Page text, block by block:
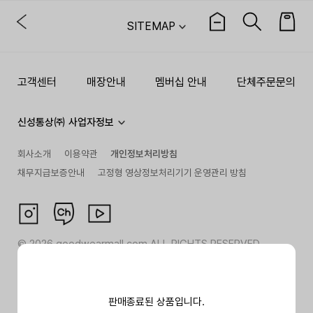
판매종료된 상품입니다.
SITEMAP
고객센터 매장안내 멤버십 안내 단체주문문의
신성통상㈜ 사업자정보
회사소개 이용약관
개인정보처리방침
채무지급보증안내
고정형 영상정보처리기기 운영관리 방침
©2026goodwearmall.com ALL RIGHTS RESERVED